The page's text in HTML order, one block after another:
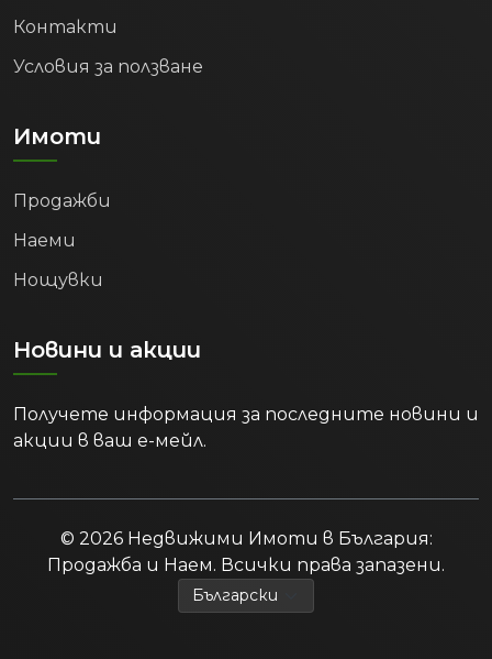
Контакти
Условия за ползване
Имоти
Продажби
Наеми
Нощувки
Новини и акции
Получете информация за последните новини и
акции в ваш е-мейл.
© 2026 Недвижими Имоти в България:
Продажба и Наем. Всички права запазени.